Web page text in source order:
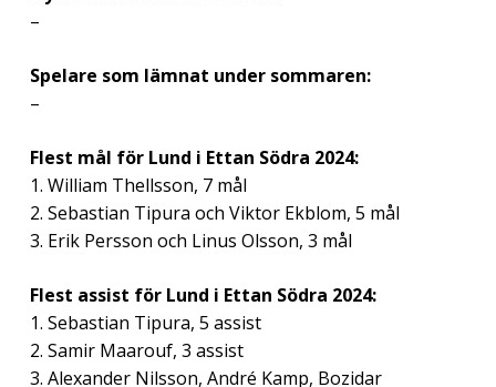
–
Spelare som lämnat under sommaren:
–
Flest mål för Lund i Ettan Södra 2024:
1. William Thellsson, 7 mål
2. Sebastian Tipura och Viktor Ekblom, 5 mål
3. Erik Persson och Linus Olsson, 3 mål
Flest assist för Lund i Ettan Södra 2024:
1. Sebastian Tipura, 5 assist
2. Samir Maarouf, 3 assist
3. Alexander Nilsson, André Kamp, Bozidar